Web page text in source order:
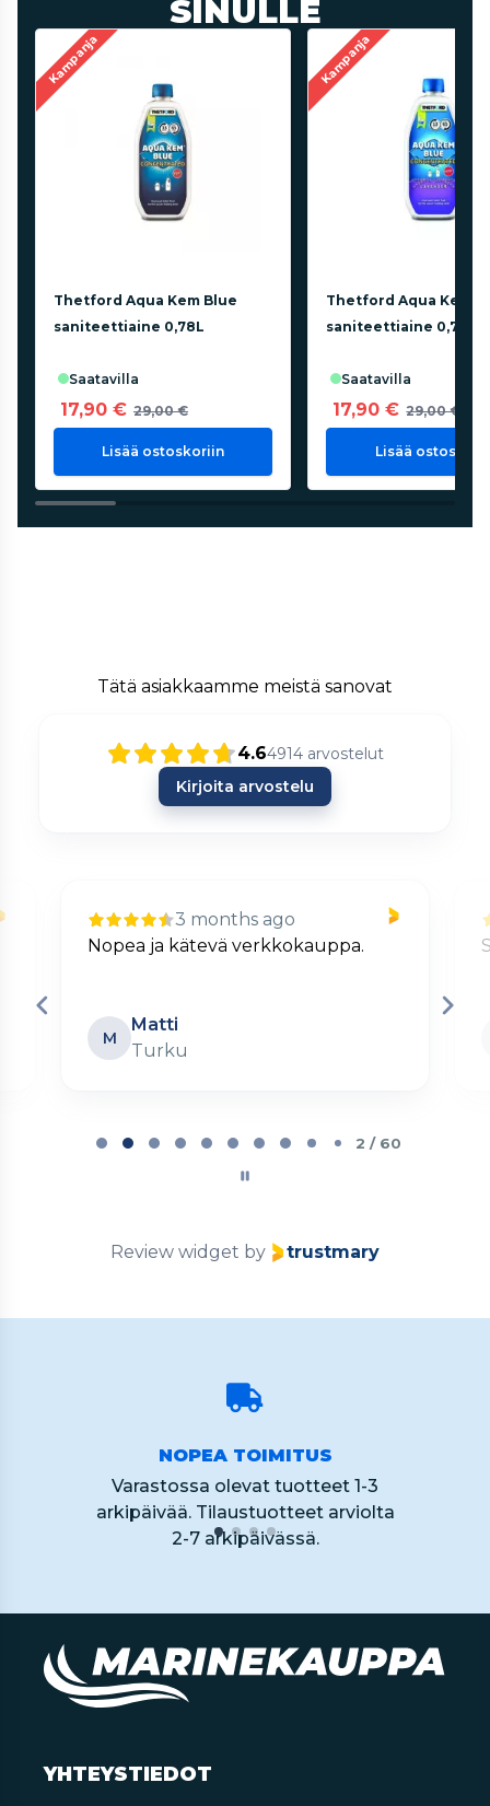
SINULLE
Kampanja
Thetford Aqua Kem Blue
saniteettiaine 0,78L
saatavilla
17,90 € 29,00 €
Lisää ostoskoriin
Kampanja
Thetford Aqua Kem
saniteettiaine 0,78l,
saatavilla
17,90 € 29,00 €
Lisää
Tätä asiakkaamme meistä sanovat
4.64914 arvostelut
Kirjoita arvostelu
3 months ago
Nopea ja kätevä verkkokauppa.
M
Matti
Turku
2 / 60
Review widget by trustmary
NOPEA TOIMITUS
Varastossa olevat tuotteet 1-3
arkipäivää. Tilaustuotteet arviolta
2-7 arkipäivässä.
YHTEYSTIEDOT